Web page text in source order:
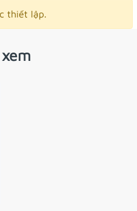
hộ chung của khu vực
cho là đã được cất giữ tại
những hòn đảo nhỏ ở
Sone no Kami,” và “Lễ hội
trong những di tích lịch sử.
đây gọi là Sonezu) được
này.
thiết lập.